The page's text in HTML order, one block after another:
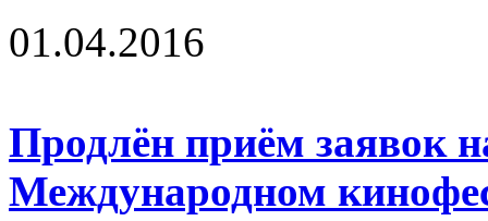
01.04.2016
Продлён приём заявок
Международном